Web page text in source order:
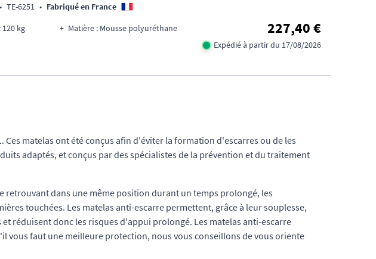
• TE-6251 • Fabriqué en France
Poids max. supporté : 120 kg
Matière : Mousse polyuréthane 227,40 €
Expédié à partir du 17/08/2026
Ces matelas ont été conçus afin d'éviter la formation d'escarres ou de les
adaptés, et conçus par des spécialistes de la prévention et du traitement
retrouvant dans une même position durant un temps prolongé, les
touchées. Les matelas anti-escarre permettent, grâce à leur souplesse,
réduisent donc les risques d'appui prolongé. Les matelas anti-escarre
vous faut une meilleure protection, nous vous conseillons de vous oriente